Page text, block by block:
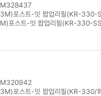
M328437
3M)포스트-잇 팝업리필(KR-
M)포스트-잇 팝업리필(KR-330-
M320942
3M)포스트-잇 팝업리필(KR-330/